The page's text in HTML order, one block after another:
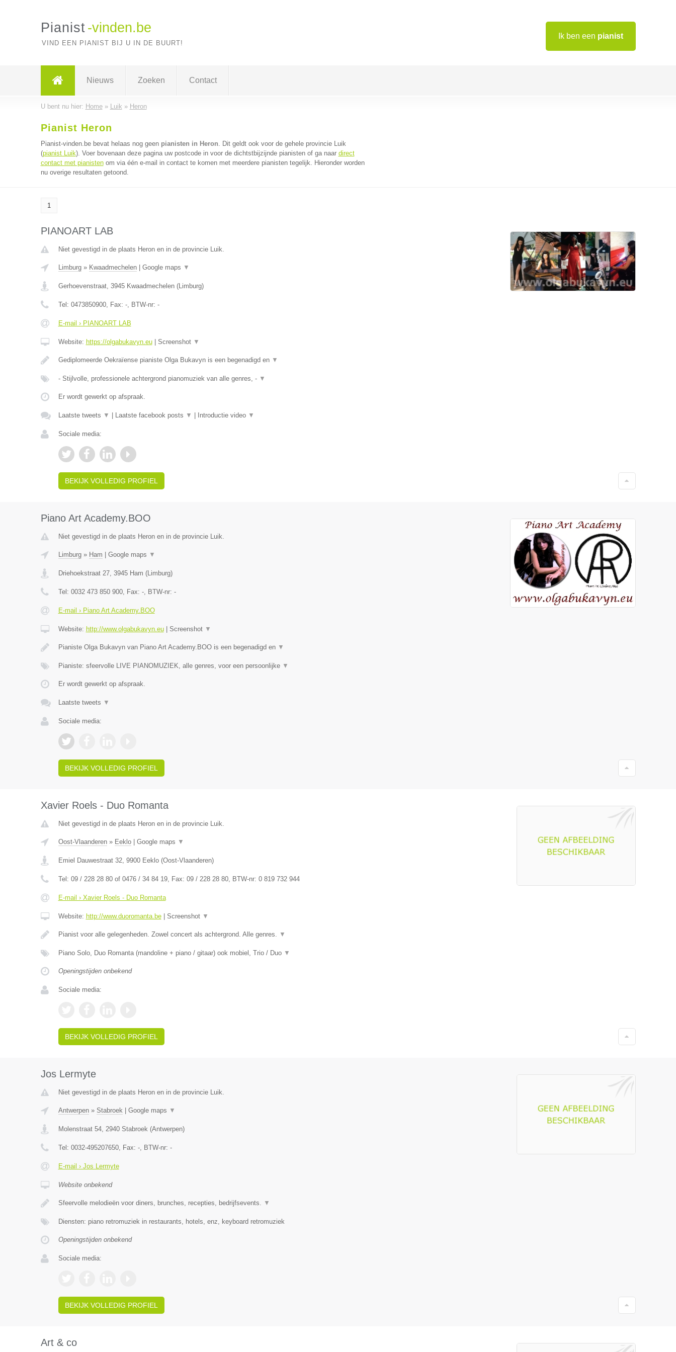
Ik ben een pianist
Pianist -vinden.be
VIND EEN PIANIST BIJ U IN DE BUURT!
Nieuws Zoeken Contact
U bent nu hier: Home» Luik » Heron
Pianist Heron
Pianist-vinden.be bevat helaas nog geen pianisten in Heron. Dit geldt ook voor de gehele provincie Luik
(pianist Luik). Voer bovenaan deze pagina uw postcode in voor de dichtstbijzijnde pianisten of ga naar direct
contact met pianistenom via één e-mail in contact te komen met meerdere pianisten tegelijk. Hieronder worden
nu overige resultaten getoond.
1
PIANOART LAB
Niet gevestigd in de plaats Heron en in de provincie Luik.
Limburg» Kwaadmechelen| Google maps ▼
Gerhoevenstraat, 3945 Kwaadmechelen(Limburg)
Tel: 0473850900, Fax: -, BTW-nr: -
E-mail › PIANOART LAB
Website: https://olgabukavyn.eu| Screenshot ▼
Gediplomeerde Oekraïense pianiste Olga Bukavyn is een begenadigd en ▼
- Stijlvolle, professionele achtergrond pianomuziek van alle genres, - ▼
Er wordt gewerkt op afspraak.
Laatste tweets ▼ Laatste facebook posts ▼ Introductie video ▼
Sociale media:
BEKIJK VOLLEDIG PROFIEL
Piano Art Academy.BOO
Niet gevestigd in de plaats Heron en in de provincie Luik.
Limburg» Ham Google maps ▼
Driehoekstraat 27, 3945 Ham (Limburg)
Tel: 0032 473 850 900, Fax: -, BTW-nr: -
E-mail › Piano Art Academy.BOO
Website: http://www.olgabukavyn.eu| Screenshot ▼
Pianiste Olga Bukavyn van Piano Art Academy.BOO is een begenadigd en ▼
Pianiste: sfeervolle LIVE PIANOMUZIEK, alle genres, voor een persoonlijke ▼
Er wordt gewerkt op afspraak.
Laatste tweets ▼
Sociale media:
BEKIJK VOLLEDIG PROFIEL
Xavier Roels - Duo Romanta
Niet gevestigd in de plaats Heron en in de provincie Luik.
Oost-Vlaanderen» Eeklo| Google maps ▼
Emiel Dauwestraat 32, 9900 Eeklo(Oost-Vlaanderen)
Tel: 09 / 228 28 80 of 0476 / 34 84 19, Fax: 09 / 228 28 80, BTW-nr: 0 819 732 944
E-mail › Xavier Roels - Duo Romanta
Website: http://www.duoromanta.be| Screenshot ▼
Pianist voor alle gelegenheden. Zowel concert als achtergrond. Alle genres. ▼
Piano Solo, Duo Romanta (mandoline + piano / gitaar) ook mobiel, Trio / Duo ▼
Openingstijden onbekend
Sociale media:
BEKIJK VOLLEDIG PROFIEL
Jos Lermyte
Niet gevestigd in de plaats Heron en in de provincie Luik.
Antwerpen» Stabroek| Google maps ▼
Molenstraat 54, 2940 Stabroek(Antwerpen)
Tel: 0032-495207650, Fax: -, BTW-nr: -
E-mail › Jos Lermyte
Website onbekend
Sfeervolle melodieën voor diners, brunches, recepties, bedrijfsevents. ▼
Diensten: piano retromuziek in restaurants, hotels, enz, keyboard retromuziek
Openingstijden onbekend
Sociale media:
BEKIJK VOLLEDIG PROFIEL
Art & co